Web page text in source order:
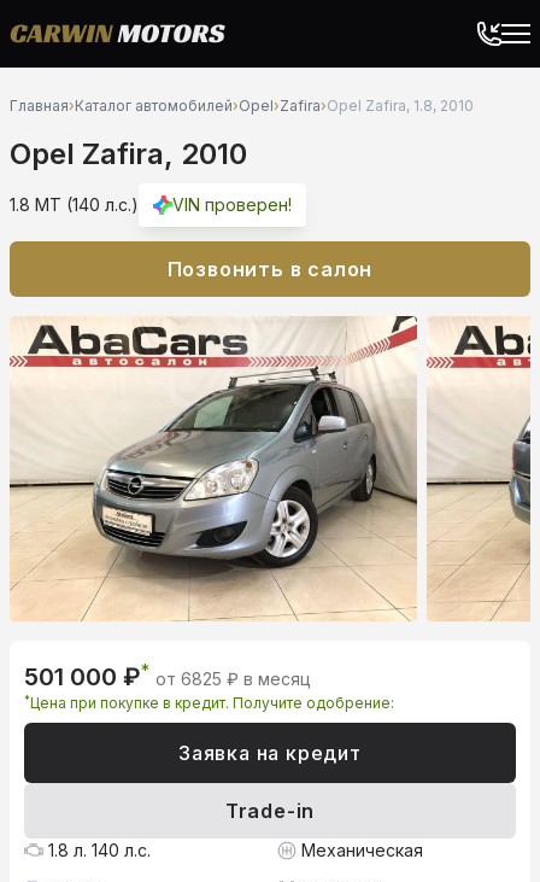
Главная›Каталог автомобилей›Opel›Zafira›Opel Zafira, 1.8, 2010
Opel Zafira, 2010
1.8 MT (140 л.с.) VIN проверен!
Позвонить в салон
501 000 ₽* от 6825 ₽ в месяц
*Цена при покупке в кредит. Получите одобрение:
Заявка на кредит
Trade-in
1.8 л. 140 л.с.
Механическая